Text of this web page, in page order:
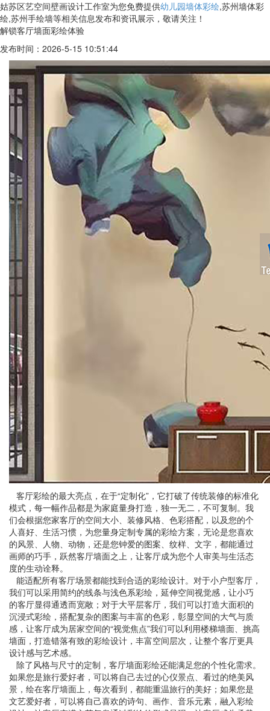
姑苏区艺空间壁画设计工作室为您免费提供幼儿园墙体彩绘,苏州墙体彩
绘,苏州手绘墙等相关信息发布和资讯展示，敬请关注！
解锁客厅墙面彩绘体验
发布时间：2026-5-15 10:51:44
客厅彩绘的最大亮点，在于“定制化”，它打破了传统装修的标准化
模式，每一幅作品都是为家庭量身打造，独一无二，不可复制。我
们会根据您家客厅的空间大小、装修风格、色彩搭配，以及您的个
人喜好、生活习惯，为您量身定制专属的彩绘方案，无论是您喜欢
的风景、人物、动物，还是您钟爱的图案、纹样、文字，都能通过
画师的巧手，跃然客厅墙面之上，让客厅成为您个人审美与生活态
度的生动诠释。
能适配所有客厅场景都能找到合适的彩绘设计。对于小户型客厅，
我们可以采用简约的线条与浅色系彩绘，延伸空间视觉感，让小巧
的客厅显得通透而宽敞；对于大平层客厅，我们可以打造大面积的
沉浸式彩绘，搭配复杂的图案与丰富的色彩，彰显空间的大气与质
感，让客厅成为居家空间的“视觉焦点”我们可以利用楼梯墙面、挑高
墙面，打造错落有致的彩绘设计，丰富空间层次，让整个客厅更具
设计感与艺术感。
除了风格与尺寸的定制，客厅墙面彩绘还能满足您的个性化需求。
如果您是旅行爱好者，可以将自己去过的心仪景点、看过的绝美风
景，绘在客厅墙面上，每次看到，都能重温旅行的美好；如果您是
文艺爱好者，可以将自己喜欢的诗句、画作、音乐元素，融入彩绘